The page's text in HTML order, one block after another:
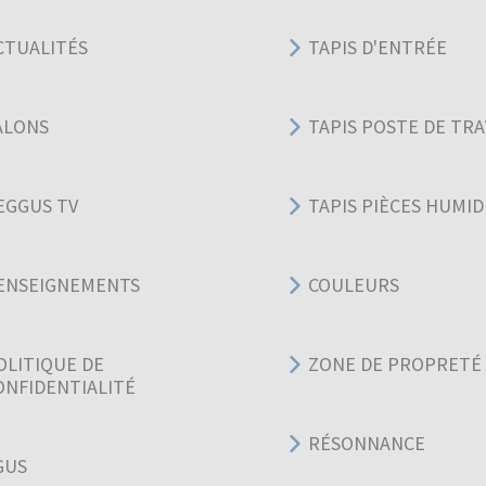
TV
DE
TAPIS D'ENTRÉE
TAPIS POSTE DE
TAPIS PIÈCES
COULEURS
ZONE DE PROPRETÉ
RÉSONNANCE